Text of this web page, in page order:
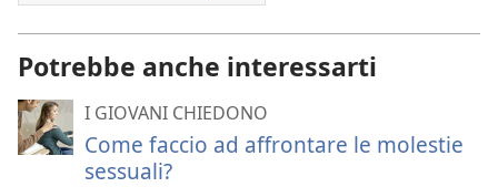
Potrebbe anche interessarti
I GIOVANI CHIEDONO
Come faccio ad affrontare le molestie
sessuali?